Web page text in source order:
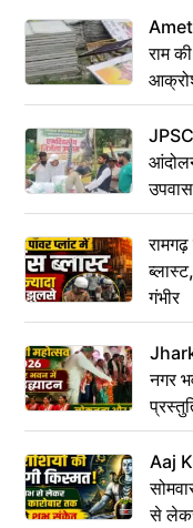
राम
उपवास
गंभीर
नगर
Aaj
से